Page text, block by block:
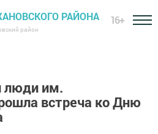
РАЙОНА
район
16+
люди им.
встреча ко Дню